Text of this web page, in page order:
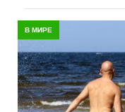
В МИРЕ